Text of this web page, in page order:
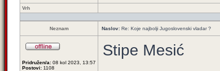
Vrh
Neznam Naslov: Re: Koje najbolji Jugoslovenski vladar ?
Pridružen/a: 08 kol 2023, 13:57
Postovi: 1108
Stipe Mesić